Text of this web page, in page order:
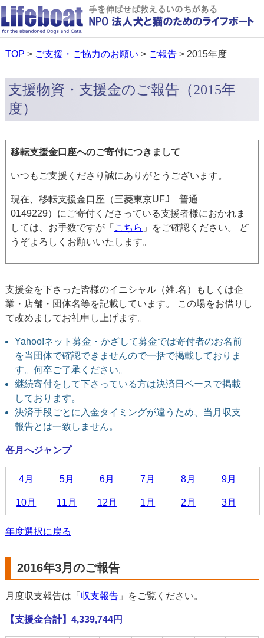
TOP > ご支援・ご協力のお願い > ご報告> 2015年度
支援物資・支援金のご報告（2015年
度）
移転支援金口座へのご寄付につきまして
いつもご支援くださり誠にありがとうございます。
現在、移転支援金口座（三菱東京UFJ 普通
0149229）にご寄付くださっている支援者様におかれま
しては、お手数ですが「 こちら 」をご確認ください。 ど
うぞよろしくお願いいたします。
支援金を下さった皆様のイニシャル（姓.名）もしくは企
業・店舗・団体名等を記載しています。 この場をお借りし
て改めましてお礼申し上げます。
Yahoo!ネット募金・かざして募金では寄付者のお名前
を当団体で確認できませんので一括で掲載しておりま
す。何卒ご了承ください。
継続寄付をして下さっている方は決済日ベースで掲載
しております。
決済手段ごとに入金タイミングが違うため、当月収支
報告とは一致しません。
各月へジャンプ
4月 5月 6月 7月 8月 9月
10月 11月 12月 1月 2月 3月
年度選択に戻る
2016年3月のご報告
月度収支報告は「 収支報告」をご覧ください。
【支援金合計】4,339,744円